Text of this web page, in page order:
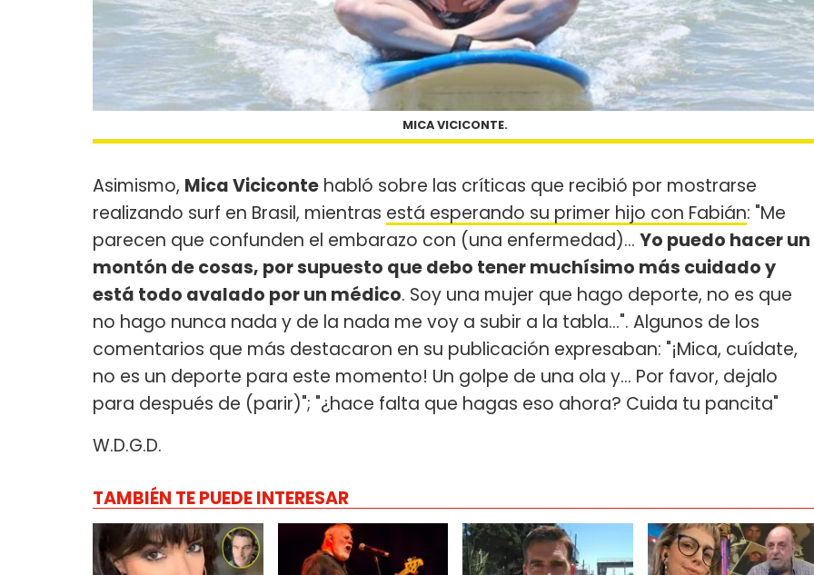
MICA VICICONTE.
Asimismo, Mica Viciconte habló sobre las críticas que recibió por mostrarse
realizando surf en Brasil, mientras está esperando su primer hijo con Fabián: "Me
parecen que confunden el embarazo con (una enfermedad)... Yo puedo hacer un
montón de cosas, por supuesto que debo tener muchísimo más cuidado y
está todo avalado por un médico. Soy una mujer que hago deporte, no es que
no hago nunca nada y de la nada me voy a subir a la tabla...". Algunos de los
comentarios que más destacaron en su publicación expresaban: "¡Mica, cuídate,
no es un deporte para este momento! Un golpe de una ola y... Por favor, dejalo
para después de (parir)"; "¿hace falta que hagas eso ahora? Cuida tu pancita"
W.D.G.D.
TAMBIÉN TE PUEDE INTERESAR